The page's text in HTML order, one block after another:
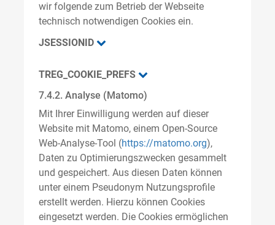
wir folgende zum Betrieb der Webseite
technisch notwendigen Cookies ein.
JSESSIONID
TREG_COOKIE_PREFS
7.4.2. Analyse (Matomo)
Mit Ihrer Einwilligung werden auf dieser
Website mit Matomo, einem Open-Source
Web-Analyse-Tool (https://matomo.org),
Daten zu Optimierungszwecken gesammelt
und gespeichert. Aus diesen Daten können
unter einem Pseudonym Nutzungsprofile
erstellt werden. Hierzu können Cookies
eingesetzt werden. Die Cookies ermöglichen